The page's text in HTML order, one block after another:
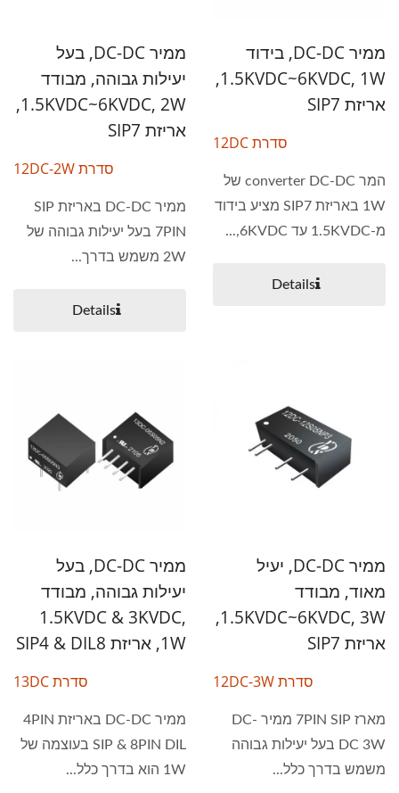
ממיר DC-DC, בידוד
1.5KVDC~6KVDC, 1W,
אריזת SIP7
סדרת 12DC
המר converter DC-DC של
1W באריזת SIP7 מציע בידוד
מ-1.5KVDC עד 6KVDC,...
Details
ממיר DC-DC, בעל
יעילות גבוהה, מבודד
1.5KVDC~6KVDC, 2W,
אריזת SIP7
סדרת 12DC-2W
ממיר DC-DC באריזת SIP
7PIN בעל יעילות גבוהה של
2W משמש בדרך...
Details
ממיר DC-DC, יעיל
מאוד, מבודד
1.5KVDC~6KVDC, 3W,
אריזת SIP7
סדרת 12DC-3W
מארז 7PIN SIP ממיר DC-
DC 3W בעל יעילות גבוהה
משמש בדרך כלל...
ממיר DC-DC, בעל
יעילות גבוהה, מבודד
1.5KVDC & 3KVDC,
1W, אריזת SIP4 & DIL8
סדרת 13DC
ממיר DC-DC באריזת 4PIN
SIP & 8PIN DIL בעוצמה של
1W הוא בדרך כלל...